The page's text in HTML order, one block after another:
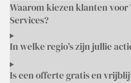
Waarom kiezen klanten voor
Services?
In welke regio’s zijn jullie
Is een offerte gratis en